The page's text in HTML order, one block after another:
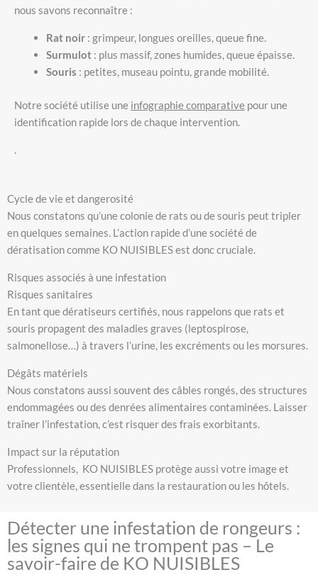
nous savons reconnaître :
Rat noir : grimpeur, longues oreilles, queue fine.
Surmulot : plus massif, zones humides, queue épaisse.
Souris : petites, museau pointu, grande mobilité.
Notre société utilise une infographie comparative pour une
identification rapide lors de chaque intervention.
Cycle de vie et dangerosité
Nous constatons qu’une colonie de rats ou de souris peut tripler
en quelques semaines. L’action rapide d’une société de
dératisation comme KO NUISIBLES est donc cruciale.
Risques associés à une infestation
Risques sanitaires
En tant que dératiseurs certifiés, nous rappelons que rats et
souris propagent des maladies graves (leptospirose,
salmonellose…) à travers l’urine, les excréments ou les morsures.
Dégâts matériels
Nous constatons aussi souvent des câbles rongés, des structures
endommagées ou des denrées alimentaires contaminées. Laisser
traîner l’infestation, c’est risquer des frais exorbitants.
Impact sur la réputation
Professionnels, KO NUISIBLES protège aussi votre image et
votre clientèle, essentielle dans la restauration ou les hôtels.
Détecter une infestation de rongeurs :
les signes qui ne trompent pas – Le
savoir-faire de KO NUISIBLES